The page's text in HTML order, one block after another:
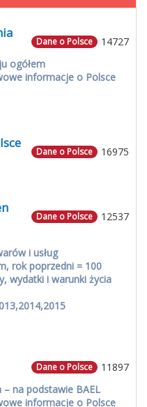
14727
Dane o Polsce
ogółem
informacje o Polsce
16975
Dane o Polsce
12537
Dane o Polsce
i usług
rok poprzedni = 100
wydatki i warunki życia
11897
Dane o Polsce
na podstawie BAEL
informacje o Polsce